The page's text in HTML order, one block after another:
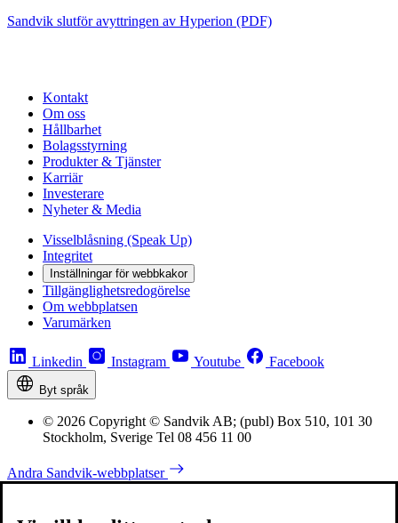
Sandvik slutför avyttringen av Hyperion (PDF)
Kontakt
Om oss
Hållbarhet
Bolagsstyrning
Produkter & Tjänster
Karriär
Investerare
Nyheter & Media
Visselblåsning (Speak Up)
Integritet
Inställningar för webbkakor
Tillgänglighetsredogörelse
Om webbplatsen
Varumärken
Linkedin Instagram Youtube Facebook
Byt språk
© 2026 Copyright © Sandvik AB; (publ) Box 510, 101 30
Stockholm, Sverige Tel 08 456 11 00
Andra Sandvik-webbplatser